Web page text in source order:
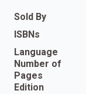
Sold By
ISBNs
Language
Number of
Pages
Edition